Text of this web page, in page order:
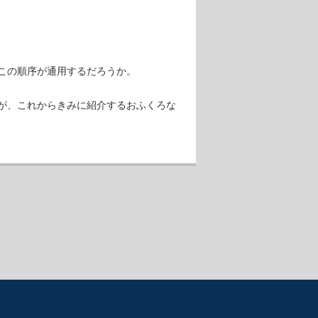
順序が通用するだろうか。
、これからきみに紹介するおふくろな